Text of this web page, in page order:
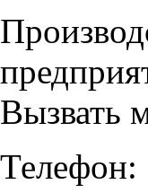
Вызвать
Телефон: